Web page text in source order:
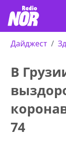
Дайджест
В
74